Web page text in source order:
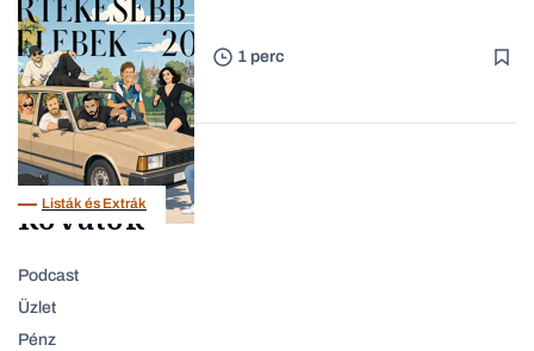
Content Lab HUB
Listák és Extrák
1 perc
Rovatok
Podcast
Üzlet
Pénz